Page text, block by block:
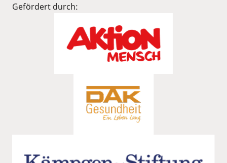
Gefördert durch: